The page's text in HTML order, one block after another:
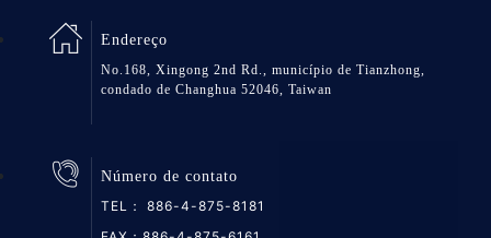
Endereço
No.168, Xingong 2nd Rd., município de Tianzhong,
condado de Changhua 52046, Taiwan
Número de contato
TEL： 886-4-875-8181